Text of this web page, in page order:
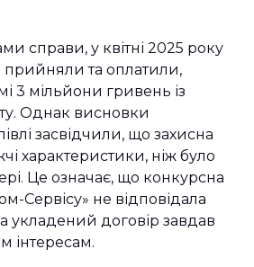
справи, у квітні 2025 року
прийняли та оплатили,
3 мільйони гривень із
Однак висновки
засвідчили, що захисна
характеристики, ніж було
Це означає, що конкурсна
Сервісу» не відповідала
укладений договір завдав
інтересам.